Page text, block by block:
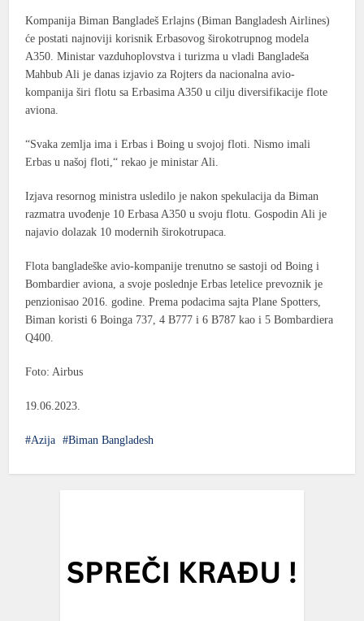
Kompanija Biman Bangladeš Erlajns (Biman Bangladesh Airlines)
će postati najnoviji korisnik Erbasovog širokotrupnog modela
A350. Ministar vazduhoplovstva i turizma u vladi Bangladeša
Mahbub Ali je danas izjavio za Rojters da nacionalna avio-
kompanija širi flotu sa Erbasima A350 u cilju diversifikacije flote
aviona.
“Svaka zemlja ima i Erbas i Boing u svojoj floti. Nismo imali
Erbas u našoj floti,“ rekao je ministar Ali.
Izjava resornog ministra usledilo je nakon spekulacija da Biman
razmatra uvođenje 10 Erbasa A350 u svoju flotu. Gospodin Ali je
najavio dolazak 10 modernih širokotrupaca.
Flota bangladeške avio-kompanije trenutno se sastoji od Boing i
Bombardier aviona, a svoje poslednje Erbas letelice prevoznik je
penzionisao 2016. godine. Prema podacima sajta Plane Spotters,
Biman koristi 6 Boinga 737, 4 B777 i 6 B787 kao i 5 Bombardiera
Q400.
Foto: Airbus
19.06.2023.
Azija Biman Bangladesh